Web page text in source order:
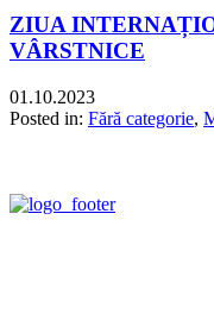
ZIUA
VÂRSTNICE
01.10.2023
Posted in: Fără categorie,